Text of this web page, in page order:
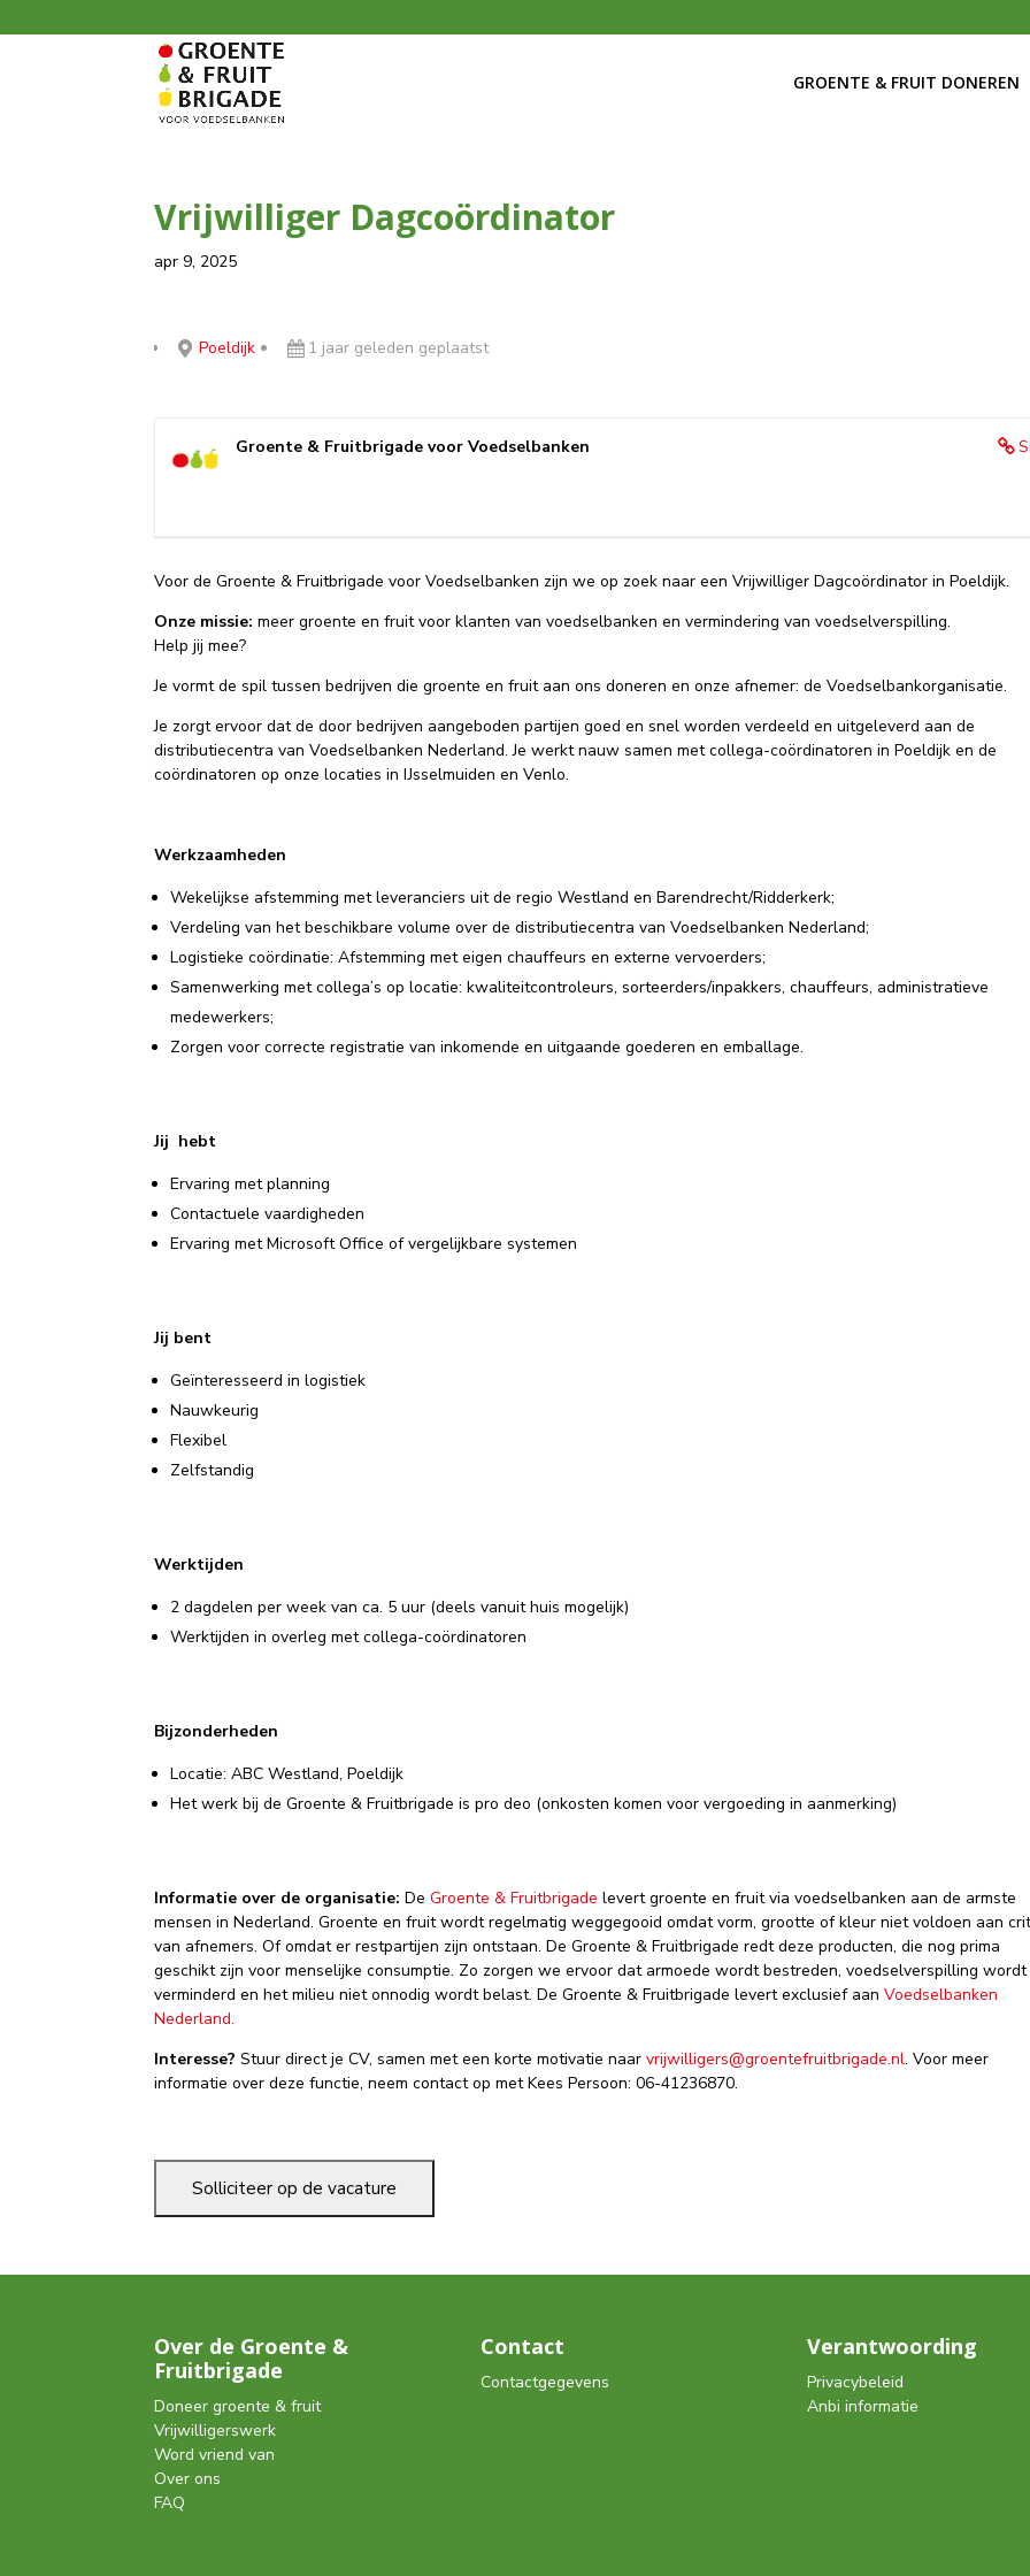
GROENTE & FRUIT DONEREN
Vrijwilliger Dagcoördinator
apr 9, 2025
Poeldijk 1 jaar geleden geplaatst
Groente & Fruitbrigade voor Voedselbanken
Voor de Groente & Fruitbrigade voor Voedselbanken zijn we op zoek naar een Vrijwilliger Dagcoördinator in Poeldijk.
Onze missie: meer groente en fruit voor klanten van voedselbanken en vermindering van voedselverspilling.
Help jij mee?
Je vormt de spil tussen bedrijven die groente en fruit aan ons doneren en onze afnemer: de Voedselbankorganisatie.
Je zorgt ervoor dat de door bedrijven aangeboden partijen goed en snel worden verdeeld en uitgeleverd aan de
distributiecentra van Voedselbanken Nederland. Je werkt nauw samen met collega-coördinatoren in Poeldijk en de
coördinatoren op onze locaties in IJsselmuiden en Venlo.
Werkzaamheden
Wekelijkse afstemming met leveranciers uit de regio Westland en Barendrecht/Ridderkerk;
Verdeling van het beschikbare volume over de distributiecentra van Voedselbanken Nederland;
Logistieke coördinatie: Afstemming met eigen chauffeurs en externe vervoerders;
Samenwerking met collega’s op locatie: kwaliteitcontroleurs, sorteerders/inpakkers, chauffeurs, administratieve
medewerkers;
Zorgen voor correcte registratie van inkomende en uitgaande goederen en emballage.
Jij hebt
Ervaring met planning
Contactuele vaardigheden
Ervaring met Microsoft Office of vergelijkbare systemen
Jij bent
Geïnteresseerd in logistiek
Nauwkeurig
Flexibel
Zelfstandig
Werktijden
2 dagdelen per week van ca. 5 uur (deels vanuit huis mogelijk)
Werktijden in overleg met collega-coördinatoren
Bijzonderheden
Locatie: ABC Westland, Poeldijk
Het werk bij de Groente & Fruitbrigade is pro deo (onkosten komen voor vergoeding in aanmerking)
Informatie over de organisatie: DeGroente & Fruitbrigade levert groente en fruit via voedselbanken aan de armste
mensen in Nederland. Groente en fruit wordt regelmatig weggegooid omdat vorm, grootte of kleur niet voldoen aan
van afnemers. Of omdat er restpartijen zijn ontstaan. De Groente & Fruitbrigade redt deze producten, die nog prima
geschikt zijn voor menselijke consumptie. Zo zorgen we ervoor dat armoede wordt bestreden, voedselverspilling wordt
verminderd en het milieu niet onnodig wordt belast. De Groente & Fruitbrigade levert exclusief aanVoedselbanken
Nederland.
Interesse? Stuur direct je CV, samen met een korte motivatie naarvrijwilligers@groentefruitbrigade.nl. Voor meer
informatie over deze functie, neem contact op met Kees Persoon: 06-41236870.
Over de Groente &
Fruitbrigade
Doneer groente & fruit
Vrijwilligerswerk
Word vriend van
Over ons
FAQ
Contact
Contactgegevens
Verantwoording
Privacybeleid
Anbi informatie